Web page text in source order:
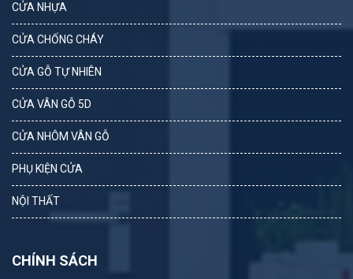
CỬA NHỰA
CỬA CHỐNG CHÁY
CỬA GỖ TỰ NHIÊN
CỬA VÂN GỖ 5D
CỬA NHÔM VÂN GỖ
PHỤ KIỆN CỬA
NỘI THẤT
CHÍNH SÁCH